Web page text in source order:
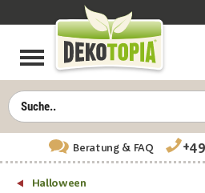
Beratung& FAQ
Halloween